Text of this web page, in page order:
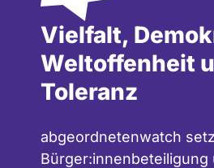
Vielfalt,
Weltoffenheit
Toleranz
abgeordnetenwatch
Bürger:innenbeteiligung